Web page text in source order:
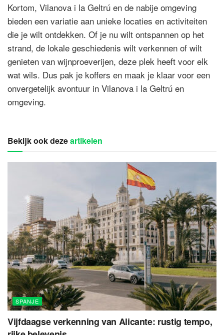
Kortom, Vilanova i la Geltrú en de nabije omgeving
bieden een variatie aan unieke locaties en activiteiten
die je wilt ontdekken. Of je nu wilt ontspannen op het
strand, de lokale geschiedenis wilt verkennen of wilt
genieten van wijnproeverijen, deze plek heeft voor elk
wat wils. Dus pak je koffers en maak je klaar voor een
onvergetelijk avontuur in Vilanova i la Geltrú en
omgeving.
Bekijk ook dezeartikelen
SPANJE
Vijfdaagse verkenning van Alicante: rustig tempo,